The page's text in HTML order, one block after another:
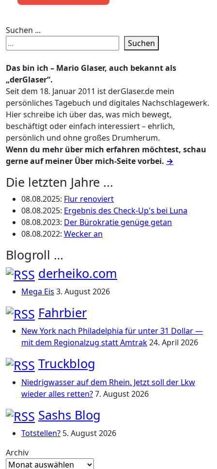
Suchen ...
Suchen
Das bin ich – Mario Glaser, auch bekannt als
„derGlaser“.
Seit dem 18. Januar 2011 ist derGlaser.de mein
persönliches Tagebuch und digitales Nachschlagewerk.
Hier schreibe ich über das, was mich bewegt,
beschäftigt oder einfach interessiert – ehrlich,
persönlich und ohne großes Drumherum.
Wenn du mehr über mich erfahren möchtest, schau
gerne auf meiner Über mich-Seite vorbei. →
Die letzten Jahre ...
08.08.2025: Flur renoviert
08.08.2025: Ergebnis des Check-Up's bei Luna
08.08.2023: Der Bürokratie genüge getan
08.08.2022: Wecker an
Blogroll …
derheiko.com
Mega Eis 3. August 2026
Fahrbier
New York nach Philadelphia für unter 31 Dollar —
mit dem Regionalzug statt Amtrak24. April 2026
Truckblog
Niedrigwasser auf dem Rhein. Jetzt soll der Lkw
wieder alles retten?7. August 2026
Sashs Blog
Totstellen? 5. August 2026
Archiv